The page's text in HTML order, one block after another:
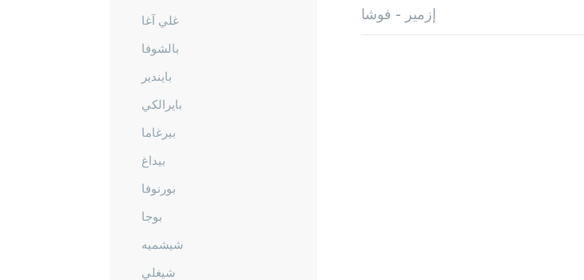
غلي آغا
بالشوفا
بايندير
بايرالكي
بيرغاما
بيداغ
بورنوفا
بوجا
شيشميه
شيغلي
إزمير - فوشا